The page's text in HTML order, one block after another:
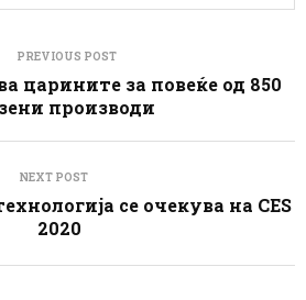
PREVIOUS POST
царините за повеќе од 850
производи
NEXT POST
се очекува на CES
2020